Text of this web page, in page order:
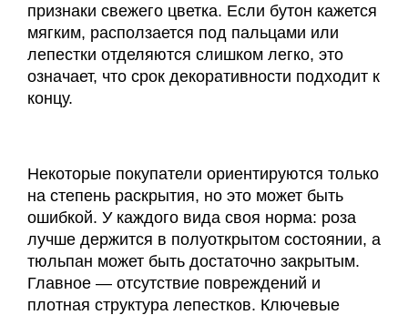
признаки свежего цветка. Если бутон кажется
мягким, расползается под пальцами или
лепестки отделяются слишком легко, это
означает, что срок декоративности подходит к
концу.
Некоторые покупатели ориентируются только
на степень раскрытия, но это может быть
ошибкой. У каждого вида своя норма: роза
лучше держится в полуоткрытом состоянии, а
тюльпан может быть достаточно закрытым.
Главное — отсутствие повреждений и
плотная структура лепестков. Ключевые